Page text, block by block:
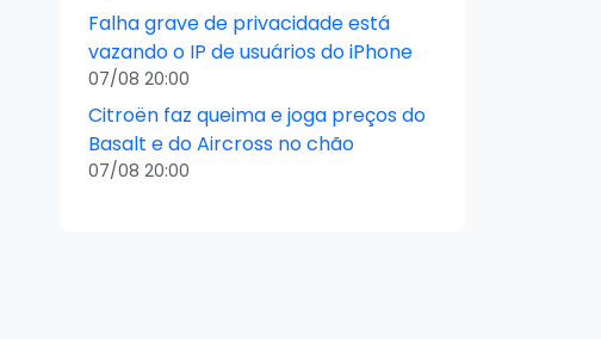
Falha grave de privacidade está
vazando o IP de usuários do iPhone
07/08 20:00
Citroën faz queima e joga preços do
Basalt e do Aircross no chão
07/08 20:00